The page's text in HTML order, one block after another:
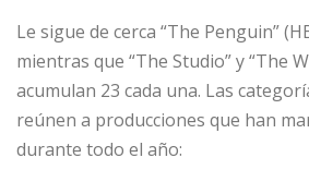
Le sigue de cerca “The Penguin”
mientras que “The Studio” y “The
acumulan 23 cada una. Las
reúnen a producciones que han
durante todo el año: